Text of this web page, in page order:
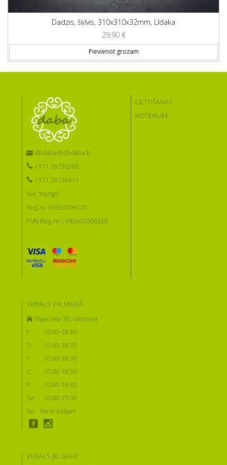
Dadzis, šķīvis, 310x310x32mm, Līdaka
29,90 €
Pievienot grozam
dbdaba@dbdaba.lv
+371 26739266
+371 26136411
SIA "Kongs"
Reģ.nr 43603006320
PVN Reģ.nr LV43603006320
LIETOŠANAS
NOTEIKUMI
VEIKALS VALMIERĀ:
Rīgas iela 30, Valmiera
P:
10:00-18:30
O:
10:00-18:30
T:
10:00-18:30
C:
10:00-18:30
P:
10:00-18:30
Se:
10:00-15:00
Sv:
Nestrādājam
VEIKALS JELGAVĀ: